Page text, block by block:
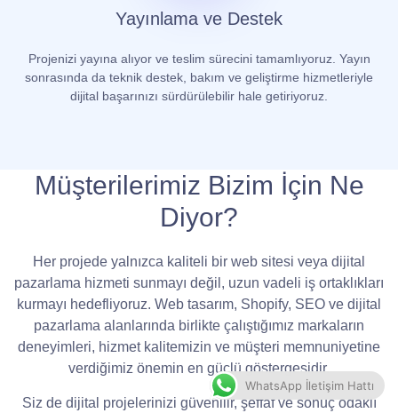
Yayınlama ve Destek
Projenizi yayına alıyor ve teslim sürecini tamamlıyoruz. Yayın
sonrasında da teknik destek, bakım ve geliştirme hizmetleriyle
dijital başarınızı sürdürülebilir hale getiriyoruz.
Müşterilerimiz Bizim İçin Ne
Diyor?
Her projede yalnızca kaliteli bir web sitesi veya dijital
pazarlama hizmeti sunmayı değil, uzun vadeli iş ortaklıkları
kurmayı hedefliyoruz. Web tasarım, Shopify, SEO ve dijital
pazarlama alanlarında birlikte çalıştığımız markaların
deneyimleri, hizmet kalitemizin ve müşteri memnuniyetine
verdiğimiz önemin en güçlü göstergesidir.
Siz de dijital projelerinizi güvenilir, şeffaf ve sonuç odaklı
WhatsApp İletişim Hattı